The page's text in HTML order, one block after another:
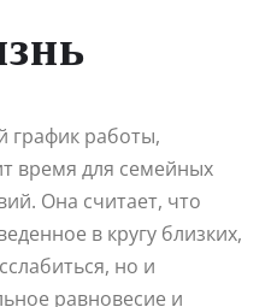
график работы,
время для семейных
Она считает, что
в кругу близких,
но и
равновесие и